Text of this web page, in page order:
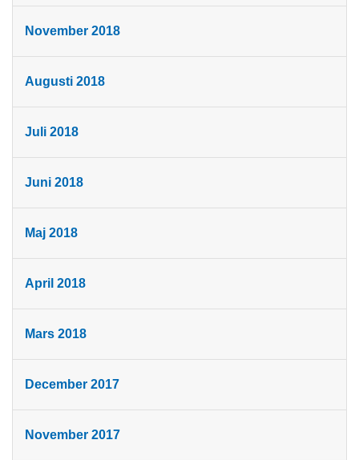
November 2018
Augusti 2018
Juli 2018
Juni 2018
Maj 2018
April 2018
Mars 2018
December 2017
November 2017